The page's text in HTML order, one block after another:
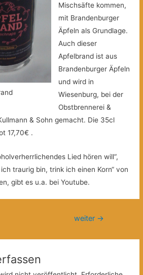
Mischsäfte kommen,
mit Brandenburger
Äpfeln als Grundlage.
Auch dieser
Apfelbrand ist aus
Brandenburger Äpfeln
und wird in
Wiesenburg, bei der
Obstbrennerei &
& Sohn gemacht. Die 35cl
17,70€ .
Lied hören will“,
traurig bin, trink ich einen Korn“ von
gibt es u.a. bei Youtube.
weiter →